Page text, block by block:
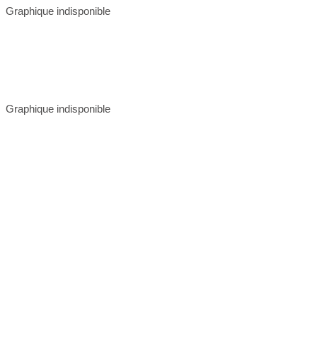
Graphique indisponible
Graphique indisponible